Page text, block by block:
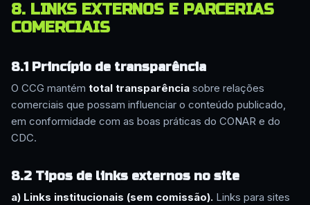
8. LINKS EXTERNOS E PARCERIAS
COMERCIAIS
8.1 Princípio de transparência
O CCG mantém total transparência sobre relações
comerciais que possam influenciar o conteúdo publicado,
em conformidade com as boas práticas do CONAR e do
CDC.
8.2 Tipos de links externos no site
a) Links institucionais (sem comissão). Links para sites